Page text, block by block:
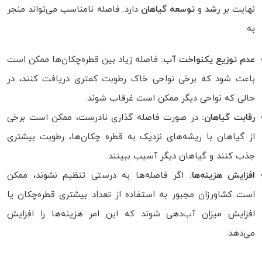
نهایت بررشد و توسعه گیاهان دارد. فاصله نامناسب می‌تواند منجر
به:
عدم توزیع یکنواخت آب: فاصله زیاد بین قطره‌چکان‌ها ممکن است
باعث شود که برخی نواحی خاک رطوبت کمتری دریافت کنند، در
حالی که نواحی دیگر ممکن است غرقاب شوند.
رقابت گیاهان: در صورت فاصله‌ گذاری نادرست، ممکن است برخی
از گیاهان با ریشه‌های نزدیک به قطره‌ چکان‌ها، رطوبت بیشتری
جذب کنند و گیاهان دیگر آسیب ببینند.
افزایش هزینه‌ها: اگر فاصله‌ها به درستی تنظیم نشوند، ممکن
است کشاورزان مجبور به استفاده از تعداد بیشتری قطره‌چکان یا
افزایش میزان آب‌دهی شوند که این امر هزینه‌ها را افزایش
می‌دهد.